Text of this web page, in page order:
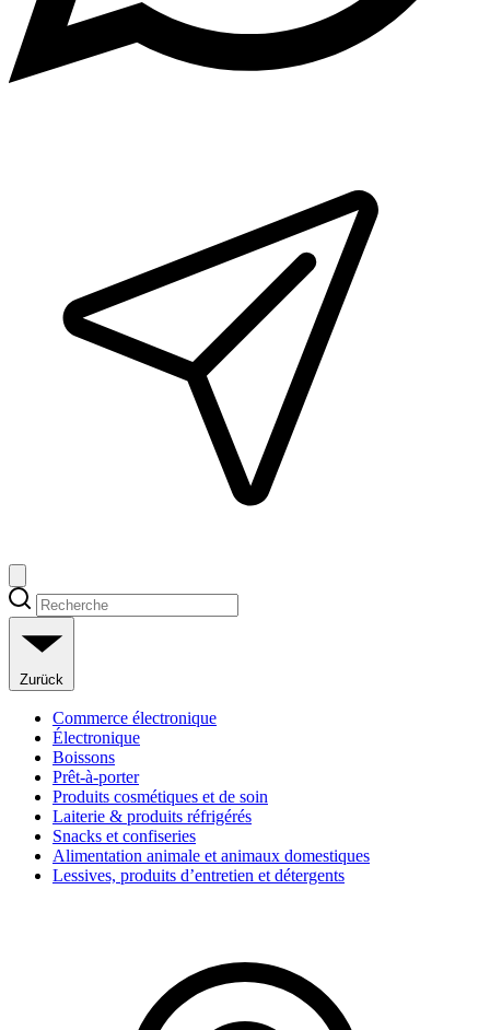
Zurück
Commerce électronique
Électronique
Boissons
Prêt-à-porter
Produits cosmétiques et de soin
Laiterie & produits réfrigérés
Snacks et confiseries
Alimentation animale et animaux domestiques
Lessives, produits d’entretien et détergents